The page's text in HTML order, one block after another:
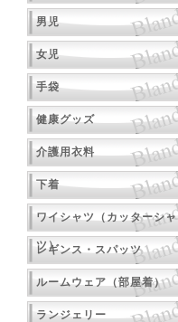
男児
女児
手袋
健康グッズ
介護用衣料
下着
ワイシャツ（カッターシャ
ツ）
レギンス・スパッツ
ルームウェア（部屋着）
ランジェリー